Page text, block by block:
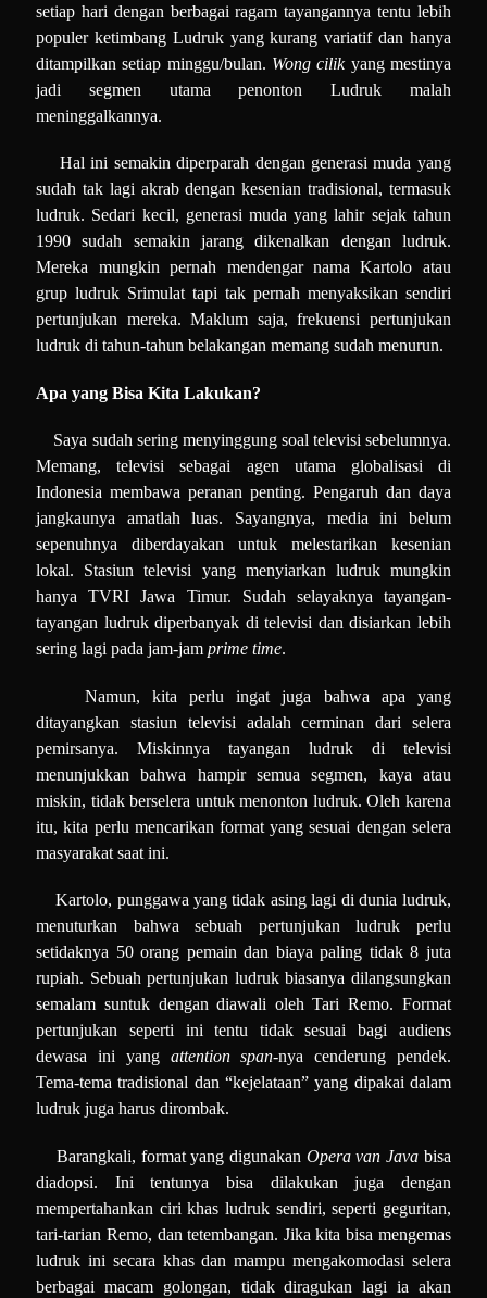
setiap hari dengan berbagai ragam tayangannya tentu lebih
populer ketimbang Ludruk yang kurang variatif dan hanya
ditampilkan setiap minggu/bulan. Wong cilikyang mestinya
jadi segmen utama penonton Ludruk malah
meninggalkannya.
Hal ini semakin diperparah dengan generasi muda yang
sudah tak lagi akrab dengan kesenian tradisional, termasuk
ludruk. Sedari kecil, generasi muda yang lahir sejak tahun
1990 sudah semakin jarang dikenalkan dengan ludruk.
Mereka mungkin pernah mendengar nama Kartolo atau
grup ludruk Srimulat tapi tak pernah menyaksikan sendiri
pertunjukan mereka. Maklum saja, frekuensi pertunjukan
ludruk di tahun-tahun belakangan memang sudah menurun.
Apa yang Bisa Kita Lakukan?
Saya sudah sering menyinggung soal televisi sebelumnya.
Memang, televisi sebagai agen utama globalisasi di
Indonesia membawa peranan penting. Pengaruh dan daya
jangkaunya amatlah luas. Sayangnya, media ini belum
sepenuhnya diberdayakan untuk melestarikan kesenian
lokal. Stasiun televisi yang menyiarkan ludruk mungkin
hanya TVRI Jawa Timur. Sudah selayaknya tayangan-
tayangan ludruk diperbanyak di televisi dan disiarkan lebih
sering lagi pada jam-jamprime time.
Namun, kita perlu ingat juga bahwa apa yang
ditayangkan stasiun televisi adalah cerminan dari selera
pemirsanya. Miskinnya tayangan ludruk di televisi
menunjukkan bahwa hampir semua segmen, kaya atau
miskin, tidak berselera untuk menonton ludruk. Oleh karena
itu, kita perlu mencarikan format yang sesuai dengan selera
masyarakat saat ini.
Kartolo, punggawa yang tidak asing lagi di dunia ludruk,
menuturkan bahwa sebuah pertunjukan ludruk perlu
setidaknya 50 orang pemain dan biaya paling tidak 8 juta
rupiah. Sebuah pertunjukan ludruk biasanya dilangsungkan
semalam suntuk dengan diawali oleh Tari Remo. Format
pertunjukan seperti ini tentu tidak sesuai bagi audiens
dewasa ini yang attention span-nya cenderung pendek.
Tema-tema tradisional dan “kejelataan” yang dipakai dalam
ludruk juga harus dirombak.
Barangkali, format yang digunakan Opera van Java bisa
diadopsi. Ini tentunya bisa dilakukan juga dengan
mempertahankan ciri khas ludruk sendiri, seperti geguritan,
tari-tarian Remo, dan tetembangan. Jika kita bisa mengemas
ludruk ini secara khas dan mampu mengakomodasi selera
berbagai macam golongan, tidak diragukan lagi ia akan